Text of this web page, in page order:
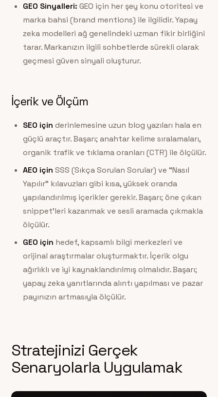
GEO Sinyalleri: GEO için her şey konu otoritesi ve
marka bahsi (brand mentions) ile ilgilidir. Yapay
zeka modelleri ağ genelindeki uzman fikir birliğini
tarar. Markanızın ilgili sohbetlerde sürekli olarak
geçmesi güven sinyali oluşturur.
İçerik ve Ölçüm
SEO için derinlemesine uzun blog yazıları hala en
güçlü araçtır. Başarı; anahtar kelime sıralamaları,
organik trafik ve tıklama oranları (CTR) ile ölçülür.
AEO için SSS (Sıkça Sorulan Sorular) ve “Nasıl
Yapılır” kılavuzları gibi kısa, yüksek oranda
yapılandırılmış içerikler gerekir. Başarı; öne çıkan
snippet’leri kazanmak ve sesli aramada çıkmakla
ölçülür.
GEO için hedef, kapsamlı bilgi merkezleri ve
orijinal araştırmalar oluşturmaktır. İçerik olgu
ağırlıklı ve iyi kaynaklandırılmış olmalıdır. Başarı;
yapay zeka yanıtlarında alıntı yapılması ve pazar
payınızın artmasıyla ölçülür.
Stratejinizi Gerçek
Senaryolarla Uygulamak